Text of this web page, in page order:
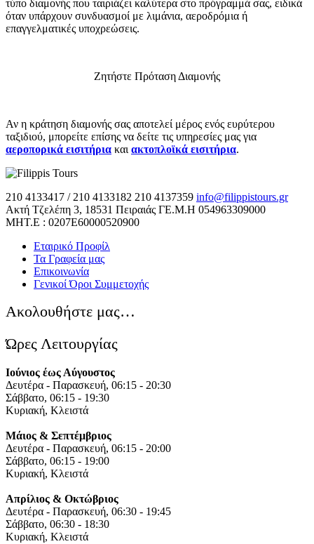
τύπο διαμονής που ταιριάζει καλύτερα στο πρόγραμμά σας, ειδικά
όταν υπάρχουν συνδυασμοί με λιμάνια, αεροδρόμια ή
επαγγελματικές υποχρεώσεις.
Ζητήστε Πρόταση Διαμονής
Αν η κράτηση διαμονής σας αποτελεί μέρος ενός ευρύτερου
ταξιδιού, μπορείτε επίσης να δείτε τις υπηρεσίες μας για
αεροπορικά εισιτήρια και ακτοπλοϊκά εισιτήρια.
210 4133417 / 210 4133182 210 4137359 info@filippistours.gr
Ακτή Τζελέπη 3, 18531 Πειραιάς ΓΕ.Μ.Η 054963309000
ΜΗΤ.Ε : 0207Ε60000520900
Εταιρικό Προφίλ
Τα Γραφεία μας
Επικοινωνία
Γενικοί Όροι Συμμετοχής
Ακολουθήστε μας…
Ώρες Λειτουργίας
Ιούνιος έως Αύγουστος
Δευτέρα - Παρασκευή, 06:15 - 20:30
Σάββατο, 06:15 - 19:30
Κυριακή, Κλειστά
Μάιος & Σεπτέμβριος
Δευτέρα - Παρασκευή, 06:15 - 20:00
Σάββατο, 06:15 - 19:00
Κυριακή, Κλειστά
Απρίλιος & Οκτώβριος
Δευτέρα - Παρασκευή, 06:30 - 19:45
Σάββατο, 06:30 - 18:30
Κυριακή, Κλειστά